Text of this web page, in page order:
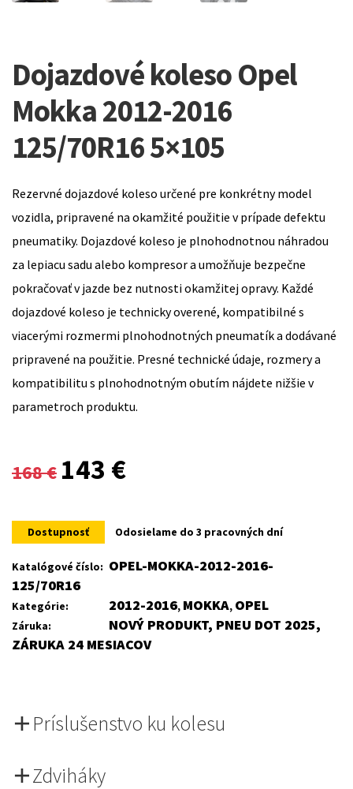
Dojazdové koleso Opel
Mokka 2012-2016
125/70R16 5×105
Rezervné dojazdové koleso určené pre konkrétny model
vozidla, pripravené na okamžité použitie v prípade defektu
pneumatiky. Dojazdové koleso je plnohodnotnou náhradou
za lepiacu sadu alebo kompresor a umožňuje bezpečne
pokračovať v jazde bez nutnosti okamžitej opravy. Každé
dojazdové koleso je technicky overené, kompatibilné s
viacerými rozmermi plnohodnotných pneumatík a dodávané
pripravené na použitie. Presné technické údaje, rozmery a
kompatibilitu s plnohodnotným obutím nájdete nižšie v
parametroch produktu.
168€
Original
was:
168 €.
143 €
is:
143 €.
Dostupnosť Odosielame do 3 pracovných dní
Katalógové číslo: OPEL-MOKKA-2012-2016-
125/70R16
Kategórie: 2012-2016, MOKKA, OPEL
Záruka:
NOVÝ PRODUKT, PNEU DOT 2025,
ZÁRUKA 24 MESIACOV
Príslušenstvo ku kolesu
Zdviháky